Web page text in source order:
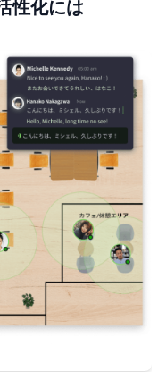
性化には